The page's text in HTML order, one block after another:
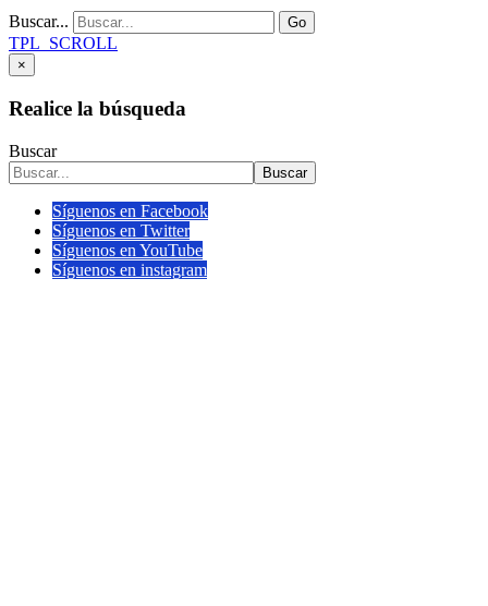
Buscar... Go
TPL_SCROLL
×
Realice la búsqueda
Buscar
Buscar
Síguenos en Facebook
Síguenos en Twitter
Síguenos en YouTube
Síguenos en instagram